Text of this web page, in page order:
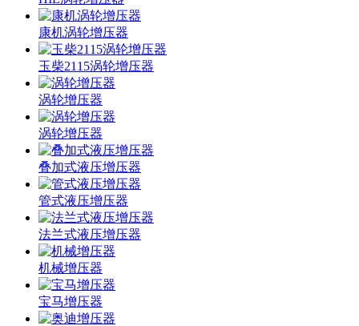
康机涡轮增压器
玉柴2115涡轮增压器
涡轮增压器
涡轮增压器
叠加式液压增压器
管式液压增压器
法兰式液压增压器
机械增压器
宝马增压器